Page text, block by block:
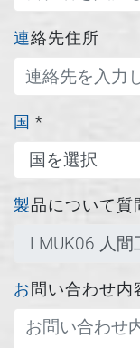
連絡先住所
*
製品について
お問い合わせ内